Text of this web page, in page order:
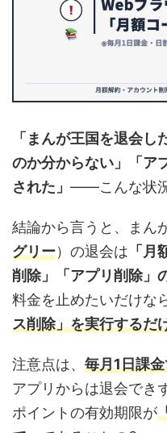
「まんが王国を退会
のか分からない」「ア
された」 ——こんな状況
結論から言うと、まん
グリー）の退会は 「
削除」「アプリ削除」
料金を止めたいだけな
ス削除」を実行するだ
注意点は、 毎月1日課
アプリからは退会でき
ポイントの有効期限が